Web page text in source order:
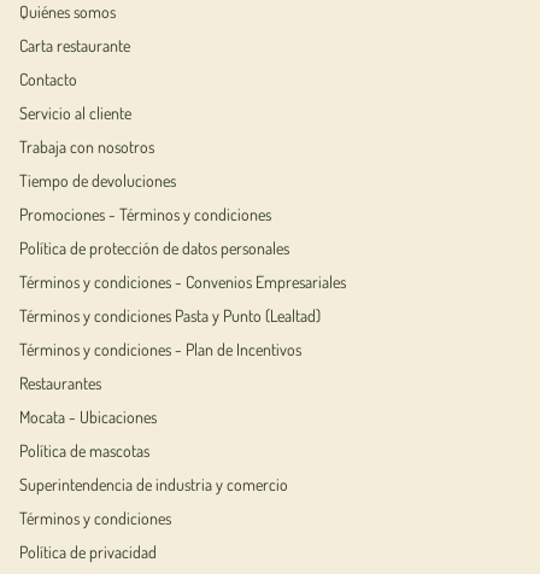
Quiénes somos
Carta restaurante
Contacto
Servicio al cliente
Trabaja con nosotros
Tiempo de devoluciones
Promociones - Términos y condiciones
Política de protección de datos personales
Términos y condiciones - Convenios Empresariales
Términos y condiciones Pasta y Punto (Lealtad)
Términos y condiciones - Plan de Incentivos
Restaurantes
Mocata - Ubicaciones
Política de mascotas
Superintendencia de industria y comercio
Términos y condiciones
Política de privacidad